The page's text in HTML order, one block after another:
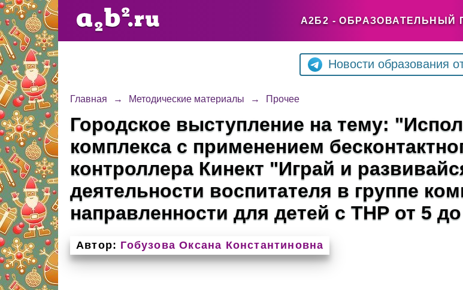
А2Б2 - ОБРАЗОВАТЕЛЬНЫЙ
Новости образования
Главная → Методические материалы → Прочее
Городское выступление на тему:
комплекса с применением
контроллера Кинект "Играй и
деятельности воспитателя в группе
направленности для детей с ТНР от 5 до
Автор: Гобузова Оксана Константиновна